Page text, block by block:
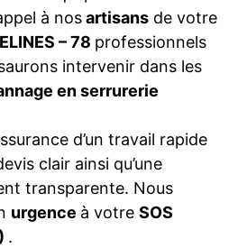
à nosartisans de votre
– 78 professionnels
intervenir dans les
en serrurerie
d’un travail rapide
clair ainsi qu’une
transparente. Nous
urgence à votre SOS
.